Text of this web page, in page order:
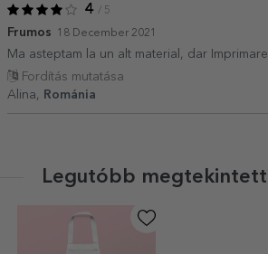
4 / 5
Frumos 18 December 2021
Ma asteptam la un alt material, dar
Fordítás mutatása
Alina,
Románia
Legutóbb